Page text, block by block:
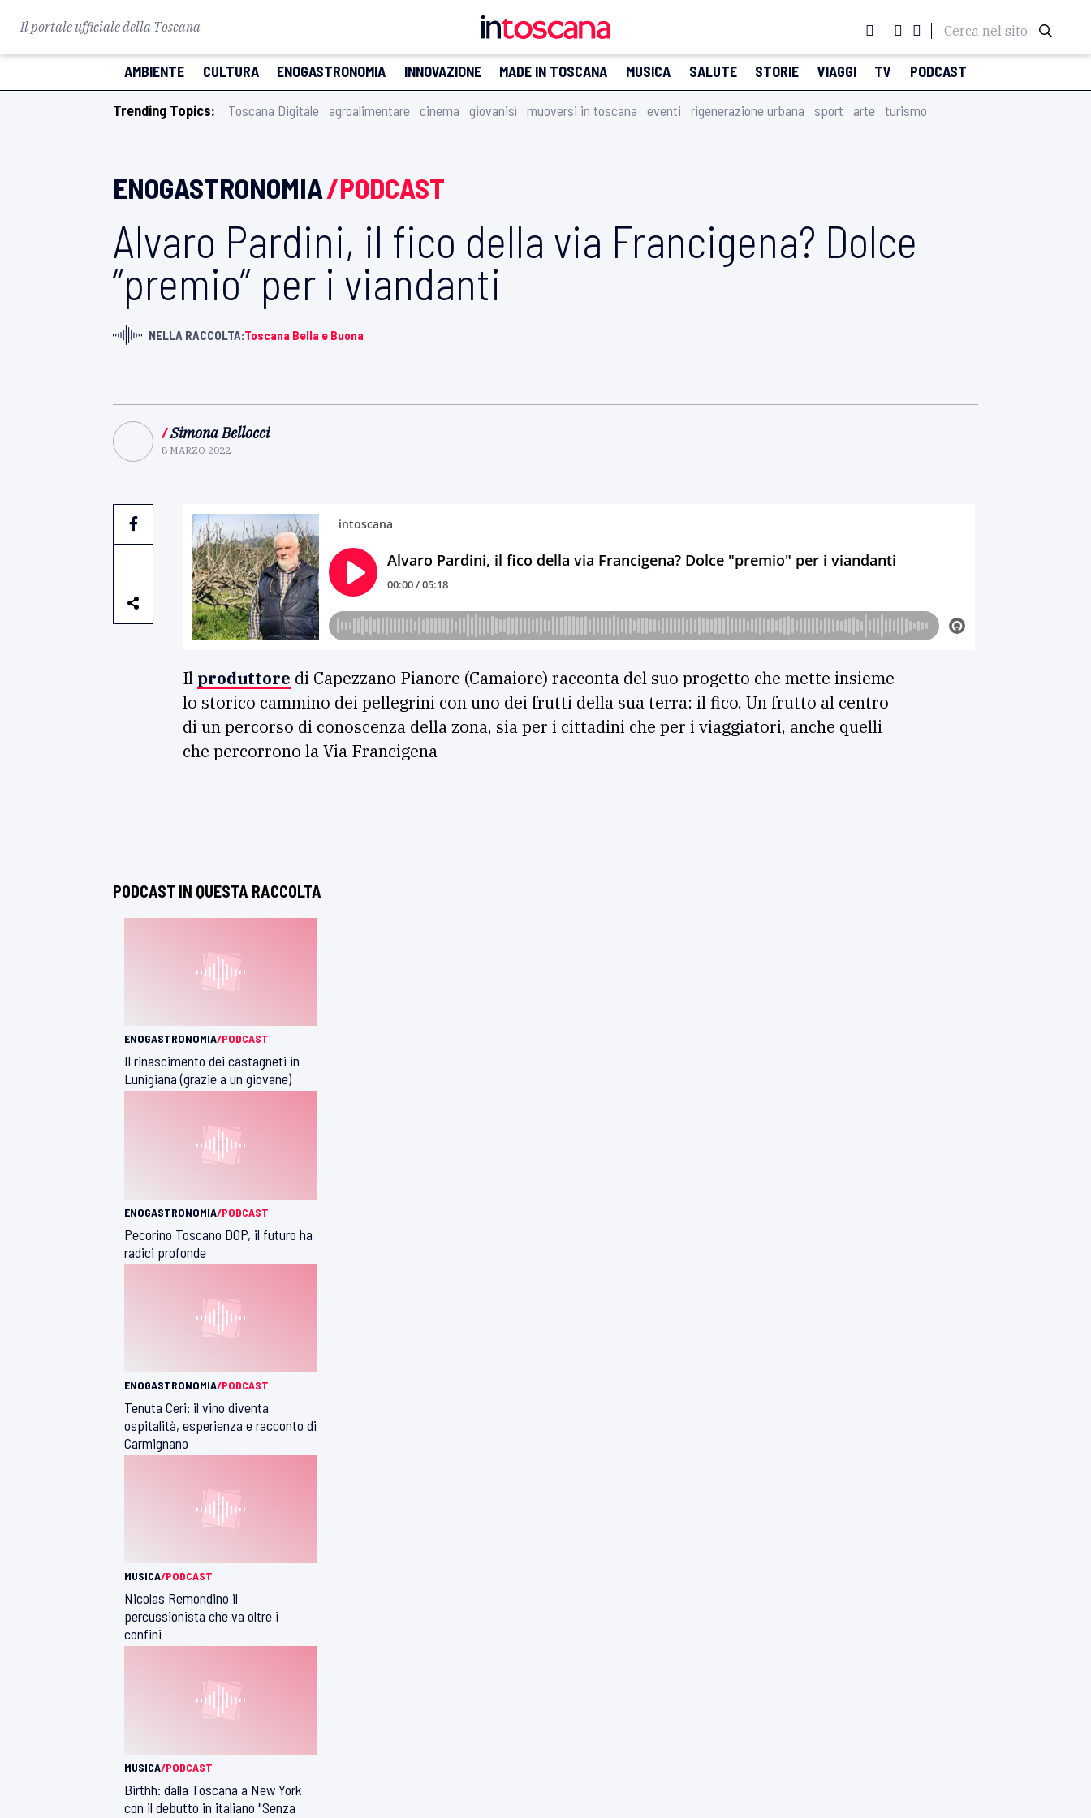
Il portale ufficiale della Toscana Cerca nel sito
AMBIENTE CULTURA ENOGASTRONOMIA INNOVAZIONE MADE IN TOSCANA MUSICA SALUTE STORIE VIAGGI TV PODCAST
Trending Topics: Toscana Digitale agroalimentare cinema giovanisì muoversi in toscana eventi rigenerazione urbana sport arte turismo
ENOGASTRONOMIA/PODCAST
Alvaro Pardini, il fico della via Francigena? Dolce
“premio” per i viandanti
NELLA RACCOLTA:Toscana Bella e Buona
/Simona Bellocci
8 MARZO 2022
Il produttore di Capezzano Pianore (Camaiore) racconta del suo progetto che mette insieme
lo storico cammino dei pellegrini con uno dei frutti della sua terra: il fico. Un frutto al centro
di un percorso di conoscenza della zona, sia per i cittadini che per i viaggiatori, anche quelli
che percorrono la Via Francigena
PODCAST IN QUESTA RACCOLTA
ENOGASTRONOMIA/PODCAST
Il rinascimento dei castagneti in
Lunigiana (grazie a un giovane)
ENOGASTRONOMIA/PODCAST
Pecorino Toscano DOP, il futuro ha
radici profonde
ENOGASTRONOMIA/PODCAST
Tenuta Ceri: il vino diventa
ospitalità, esperienza e racconto di
Carmignano
MUSICA/PODCAST
Nicolas Remondino il
percussionista che va oltre i
confini
MUSICA/PODCAST
Birthh: dalla Toscana a New York
con il debutto in italiano "Senza